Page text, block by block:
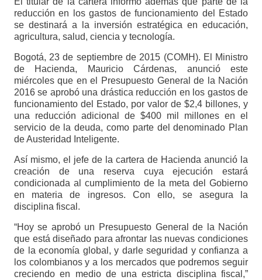
reducción en los gastos de funcionamiento del Estado
se destinará a la inversión estratégica en educación,
agricultura, salud, ciencia y tecnología.
Bogotá, 23 de septiembre de 2015 (COMH). El Ministro
de Hacienda, Mauricio Cárdenas, anunció este
miércoles que en el Presupuesto General de la Nación
2016 se aprobó una drástica reducción en los gastos de
funcionamiento del Estado, por valor de $2,4 billones, y
una reducción adicional de $400 mil millones en el
servicio de la deuda, como parte del denominado Plan
de Austeridad Inteligente.
Así mismo, el jefe de la cartera de Hacienda anunció la
creación de una reserva cuya ejecución estará
condicionada al cumplimiento de la meta del Gobierno
en materia de ingresos. Con ello, se asegura la
disciplina fiscal.
“Hoy se aprobó un Presupuesto General de la Nación
que está diseñado para afrontar las nuevas condiciones
de la economía global, y darle seguridad y confianza a
los colombianos y a los mercados que podremos seguir
creciendo en medio de una estricta disciplina fiscal,”